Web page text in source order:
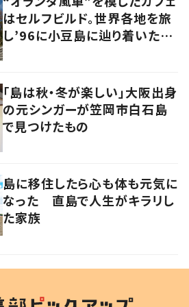
はセルフビルド。世界各地を旅
し’96に小豆島に辿り着いた家
「島は秋・冬が楽しい」大阪出身
の元シンガーが笠岡市白石島
で見つけたもの
島に移住したら心も体も元気に
なった 直島で人生がキラリし
た家族